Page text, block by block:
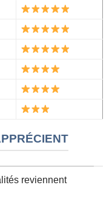
reviennent